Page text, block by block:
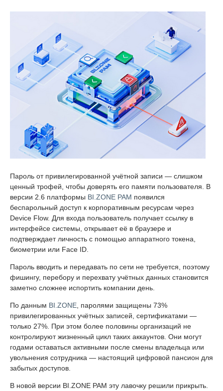
Пароль от привилегированной учётной записи — слишком
ценный трофей, чтобы доверять его памяти пользователя. В
версии 2.6 платформы BI.ZONE PAM появился
беспарольный доступ к корпоративным ресурсам через
Device Flow. Для входа пользователь получает ссылку в
интерфейсе системы, открывает её в браузере и
подтверждает личность с помощью аппаратного токена,
биометрии или Face ID.
Пароль вводить и передавать по сети не требуется, поэтому
фишингу, перебору и перехвату учётных данных становится
заметно сложнее испортить компании день.
По данным BI.ZONE , паролями защищены 73%
привилегированных учётных записей, сертификатами —
только 27%. При этом более половины организаций не
контролируют жизненный цикл таких аккаунтов. Они могут
годами оставаться активными после смены владельца или
увольнения сотрудника — настоящий цифровой пансион для
забытых доступов.
В новой версии BI.ZONE PAM эту лавочку решили прикрыть.